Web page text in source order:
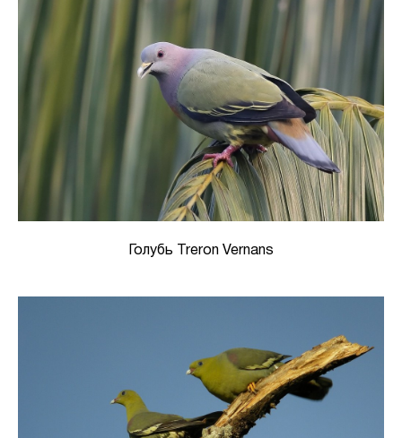
Голубь Treron Vernans